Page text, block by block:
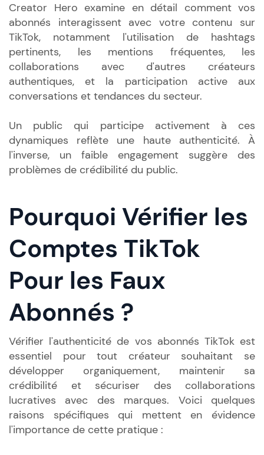
Creator Hero examine en détail comment vos
abonnés interagissent avec votre contenu sur
TikTok, notamment l'utilisation de hashtags
pertinents, les mentions fréquentes, les
collaborations avec d'autres créateurs
authentiques, et la participation active aux
conversations et tendances du secteur.
Un public qui participe activement à ces
dynamiques reflète une haute authenticité. À
l'inverse, un faible engagement suggère des
problèmes de crédibilité du public.
Pourquoi Vérifier les
Comptes TikTok
Pour les Faux
Abonnés ?
Vérifier l'authenticité de vos abonnés TikTok est
essentiel pour tout créateur souhaitant se
développer organiquement, maintenir sa
crédibilité et sécuriser des collaborations
lucratives avec des marques. Voici quelques
raisons spécifiques qui mettent en évidence
l'importance de cette pratique :